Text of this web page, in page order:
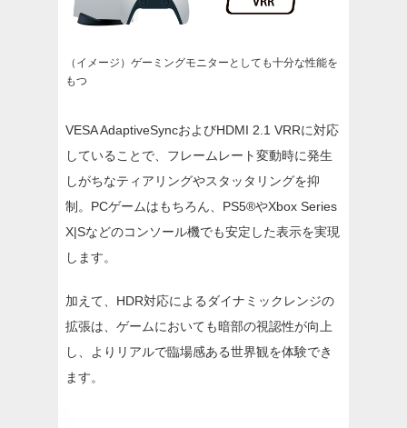
（イメージ）ゲーミングモニターとしても十分な性能を
もつ
VESA AdaptiveSyncおよびHDMI 2.1 VRRに対応
していることで、フレームレート変動時に発生
しがちなティアリングやスタッタリングを抑
制。PCゲームはもちろん、PS5®やXbox Series
X|Sなどのコンソール機でも安定した表示を実現
します。
加えて、HDR対応によるダイナミックレンジの
拡張は、ゲームにおいても暗部の視認性が向上
し、よりリアルで臨場感ある世界観を体験でき
ます。